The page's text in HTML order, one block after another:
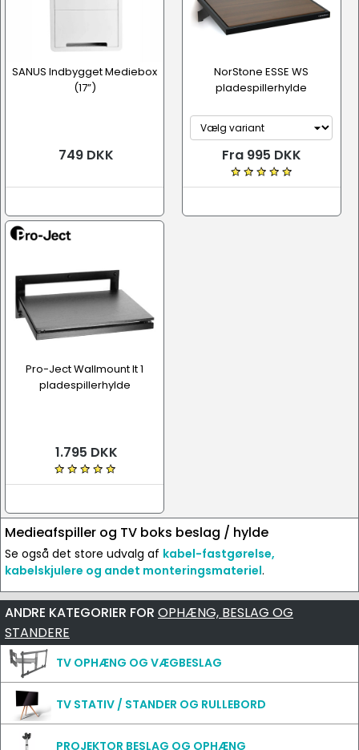
SANUS Indbygget Mediebox
(17”)
749 DKK
NorStone ESSE WS
pladespillerhylde
Fra 995 DKK
Pro-Ject Wallmount It 1
pladespillerhylde
1.795 DKK
Medieafspiller og TV boks beslag / hylde
Se også det store udvalg af kabel-fastgørelse,
kabelskjulere og andet monteringsmateriel.
ANDRE KATEGORIER FOR OPHÆNG, BESLAG OG
STANDERE
TV OPHÆNG OG VÆGBESLAG
TV STATIV / STANDER OG RULLEBORD
PROJEKTOR BESLAG OG OPHÆNG